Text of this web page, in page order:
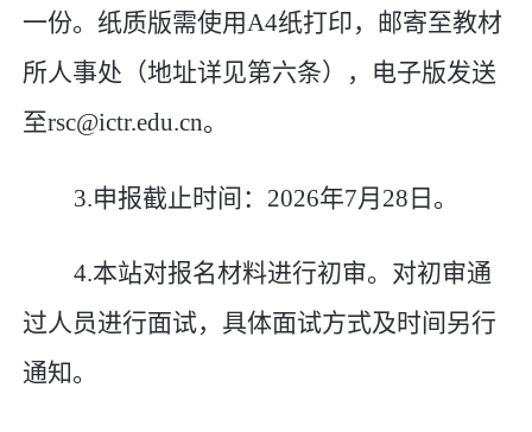
一份。纸质版需使用A4纸打印，邮寄至教材
所人事处（地址详见第六条），电子版发送
至rsc@ictr.edu.cn。
3.申报截止时间： 2026年7月 28 日。
4.本站对报名材料进行初审。对初审通
过人员进行面试，具体面试方式及时间另行
通知。